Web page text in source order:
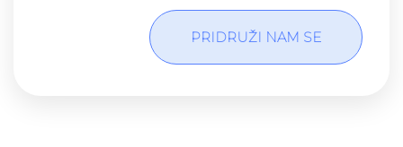
PRIDRUŽI NAM SE